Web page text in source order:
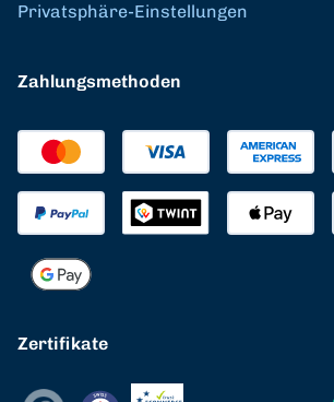
Privatsphäre-Einstellungen
Zahlungsmethoden
Zertifikate